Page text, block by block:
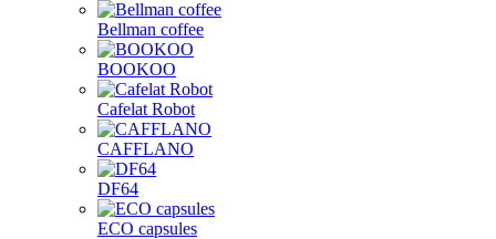
Bellman coffee
BOOKOO
Cafelat Robot
CAFFLANO
DF64
ECO capsules